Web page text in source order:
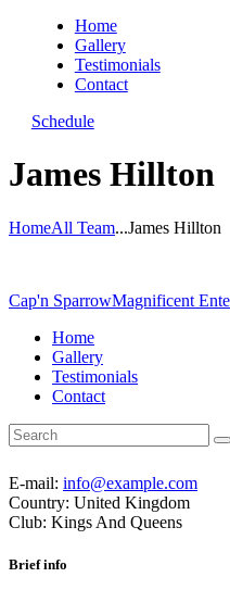
Home
Gallery
Testimonials
Contact
Schedule
James Hillton
HomeAll Team...James Hillton
Cap'n SparrowMagnificent
Home
Gallery
Testimonials
Contact
E-mail: info@example.com
Country: United Kingdom
Club: Kings And Queens
Brief info